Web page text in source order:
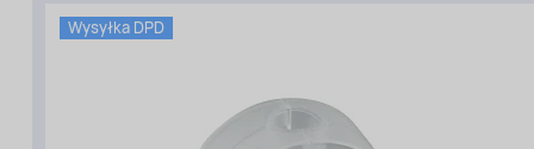
Rodzaj
Wysyłka DPD